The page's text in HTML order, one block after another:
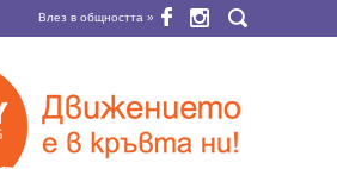
Влез в общността »